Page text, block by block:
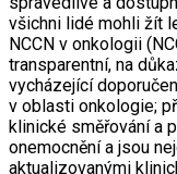
všichni lidé mohli žít
NCCN v onkologii
transparentní, na
vycházející
v oblasti onkologie;
klinické směřování a
onemocnění a jsou
aktualizovanými